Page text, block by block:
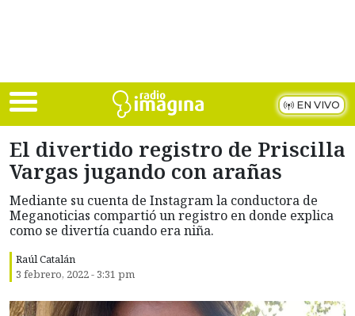
EN VIVO
El divertido registro de Priscilla
Vargas jugando con arañas
Mediante su cuenta de Instagram la conductora de
Meganoticias compartió un registro en donde explica
como se divertía cuando era niña.
Raúl Catalán
3 febrero, 2022 - 3:31 pm